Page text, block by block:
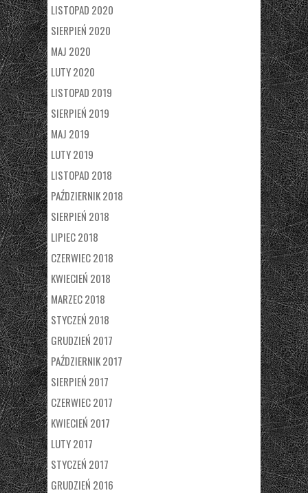
LISTOPAD 2020
SIERPIEŃ 2020
MAJ 2020
LUTY 2020
LISTOPAD 2019
SIERPIEŃ 2019
MAJ 2019
LUTY 2019
LISTOPAD 2018
PAŹDZIERNIK 2018
SIERPIEŃ 2018
LIPIEC 2018
CZERWIEC 2018
KWIECIEŃ 2018
MARZEC 2018
STYCZEŃ 2018
GRUDZIEŃ 2017
PAŹDZIERNIK 2017
SIERPIEŃ 2017
CZERWIEC 2017
KWIECIEŃ 2017
LUTY 2017
STYCZEŃ 2017
GRUDZIEŃ 2016